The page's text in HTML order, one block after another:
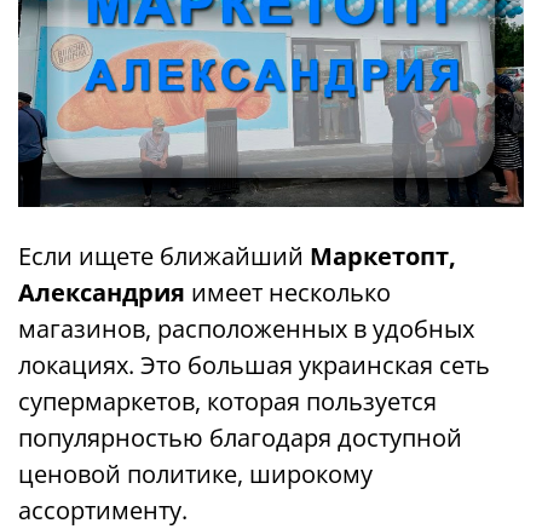
Если ищете ближайший Маркетопт,
Александрия имеет несколько
магазинов, расположенных в удобных
локациях. Это большая украинская сеть
супермаркетов, которая пользуется
популярностью благодаря доступной
ценовой политике, широкому
ассортименту.